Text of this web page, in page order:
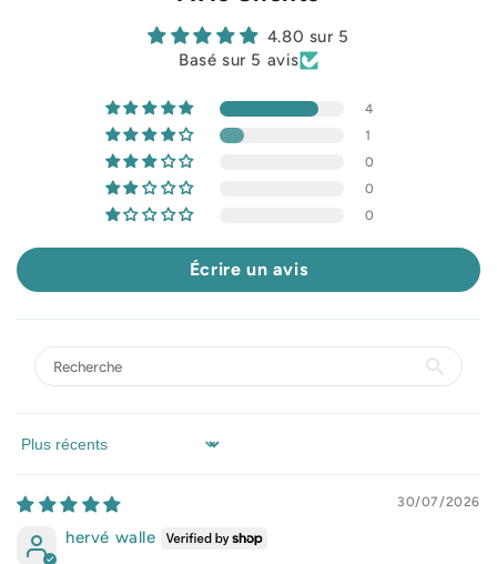
4.80 sur 5
Basé sur 5 avis
4
1
0
0
0
Écrire un avis
Sort by
30/07/2026
hervé walle